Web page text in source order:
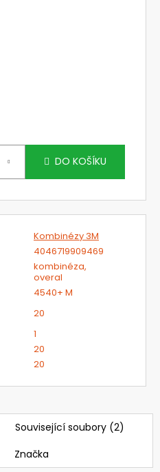
DO KOŠÍKU
Kombinézy 3M
4046719909469
kombinéza,
overal
4540+ M
20
1
20
20
Související soubory (2)
Značka